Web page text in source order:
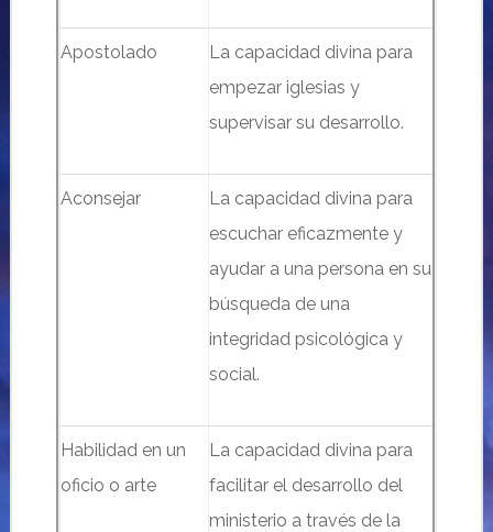
Apostolado
La capacidad divina para
empezar iglesias y
supervisar su desarrollo.
Aconsejar
La capacidad divina para
escuchar eficazmente y
ayudar a una persona en su
búsqueda de una
integridad psicológica y
social.
Habilidad en un
oficio o arte
La capacidad divina para
facilitar el desarrollo del
ministerio a través de la